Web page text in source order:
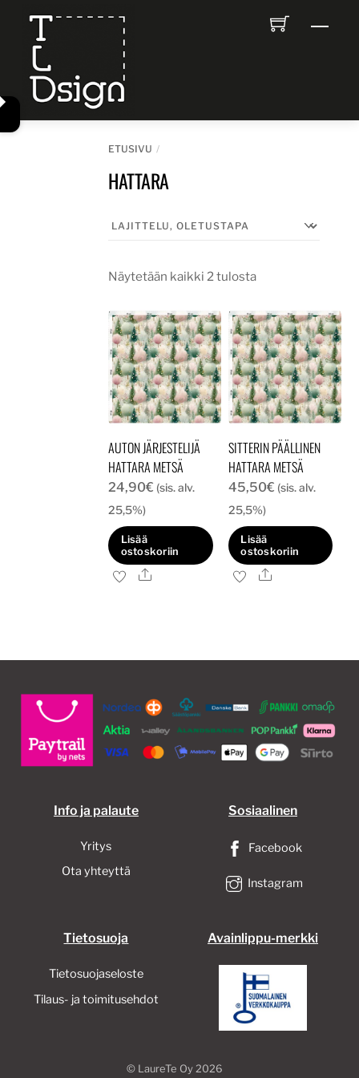
content
ETUSIVU
HATTARA
Näytetään kaikki 2 tulosta
AUTON JÄRJESTELIJÄ
HATTARA METSÄ
24,90€ (sis. alv.
25,5%)
Lisää
ostoskoriin
Ale
SITTERIN PÄÄLLINEN
HATTARA METSÄ
45,50€ (sis. alv.
25,5%)
Lisää
ostoskoriin
Ale
Info ja palaute
Yritys
Ota yhteyttä
Sosiaalinen
Facebook
Instagram
Tietosuoja
Tietosuojaseloste
Tilaus- ja toimitusehdot
Avainlippu-merkki
© LaureTe Oy2026